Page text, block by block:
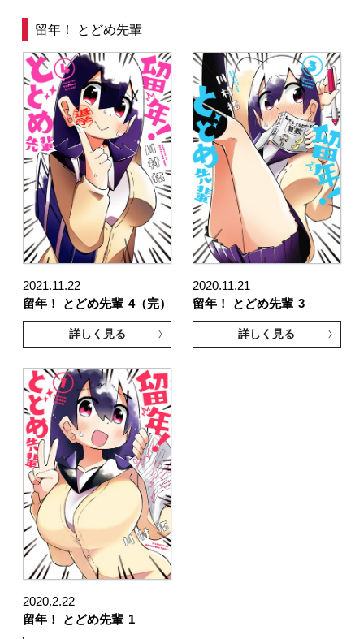
留年！ とどめ先輩
2021.11.22
留年！ とどめ先輩 4（完）
詳しく見る
2020.11.21
留年！ とどめ先輩 3
詳しく見る
2020.2.22
留年！ とどめ先輩 1